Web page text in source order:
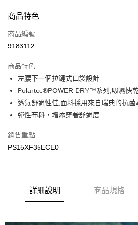
信用卡一次付款
LINE Pay
悠遊付
Google Pay
運送方式
宅配
每筆NT$90，滿NT$899(含以上)免運費
商品特色
商品編號
9183112
商品特色
左腰下一個拉鏈式口袋設計
Polartec®POWER DRY™系列;吸濕快
透氣舒適性佳;面料採用來自瑞典的抗菌
彈性布料，增添穿著舒適度
銷售重點
PS15XF35ECE0
詳細說明 商品規格